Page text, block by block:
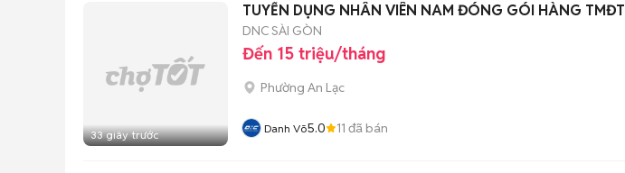
33 giây trước
TUYỂN DỤNG NHÂN VIÊN NAM ĐÓNG GÓI HÀNG TMĐT
DNC SÀI GÒN
Đến 15 triệu/tháng
Phường An Lạc
Danh Võ5.0 11 đã bán